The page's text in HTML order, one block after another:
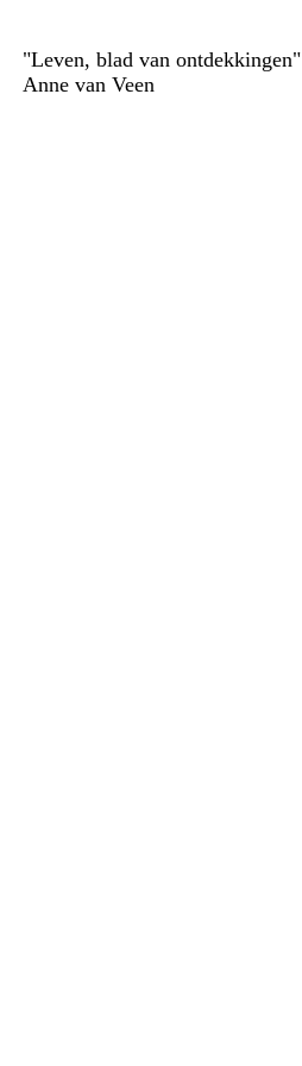
"Leven, blad van ontdekkingen"
Anne van Veen